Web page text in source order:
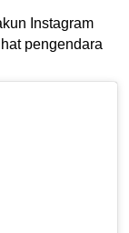
Instagram
pengendara